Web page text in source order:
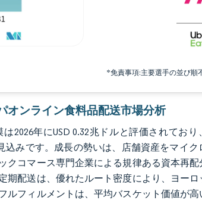
*免責事項:主要選手の並び順
ンライン食料品配送市場分析
2026年にUSD 0.32兆ドルと評価されており
込みです。成長の勢いは、店舗資産をマイ
クコマース専門企業による規律ある資本再
期配送は、優れたルート密度により、ヨー
ルフィルメントは、平均バスケット価値が